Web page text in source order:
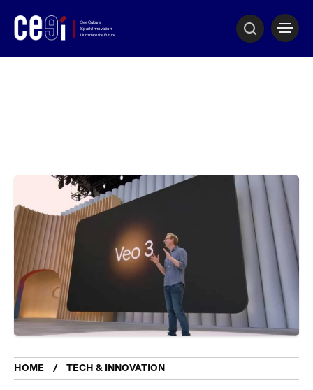
HOME TECH & INNOVATION